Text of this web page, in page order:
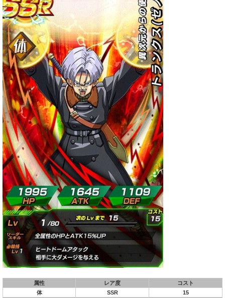
属性 レア度
コスト
体
SSR
15